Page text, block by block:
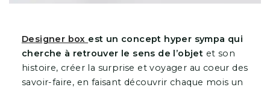
Designer box est un concept hyper sympa qui
cherche à retrouver le sens de l’objet et son
histoire, créer la surprise et voyager au coeur des
savoir-faire, en faisant découvrir chaque mois un